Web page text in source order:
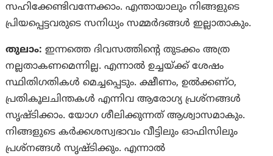
സഹിക്കേണ്ടിവന്നേക്കാം. എന്തായാലും നിങ്ങളുടെ
പ്രിയപ്പെട്ടവരുടെ സനിധ്യം സമ്മർദങ്ങൾ ഇല്ലാതാകും.
തുലാം:ഇന്നത്തെ ദിവസത്തിന്‍റെ തുടക്കം അത്ര
നല്ലതാകണമെന്നില്ല. എന്നാല്‍ ഉച്ചയ്ക്ക് ശേഷം
സ്ഥിതിഗതികള്‍ മെച്ചപ്പെടും‍. ക്ഷീണം, ഉല്‍ക്കണ്‌ഠ,
പ്രതികൂലചിന്തകള്‍ എന്നിവ ആരോഗ്യ പ്രശ്‌നങ്ങള്‍
സൃഷ്‌ടിക്കാം. യോഗ ശീലിക്കുന്നത് ആശ്വാസമാകും.
നിങ്ങളുടെ കര്‍ക്കശസ്വഭാവം വീട്ടിലും ഓഫിസിലും
പ്രശ്‌നങ്ങള്‍ സൃഷ്‌ടിക്കും. എന്നാല്‍